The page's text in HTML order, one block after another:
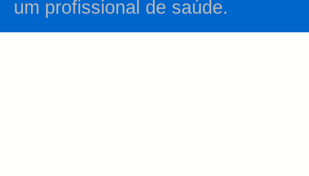
um profissional de saúde.